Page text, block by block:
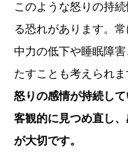
このような怒りの持
る恐れがあります。
中力の低下や睡眠障
たすことも考えられま
怒りの感情が持続し
客観的に見つめ直し
が大切です。